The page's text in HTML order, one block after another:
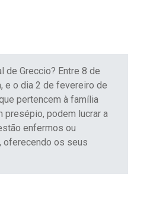
de Greccio? Entre 8 de
e o dia 2 de fevereiro de
pertencem à família
presépio, podem lucrar a
enfermos ou
oferecendo os seus